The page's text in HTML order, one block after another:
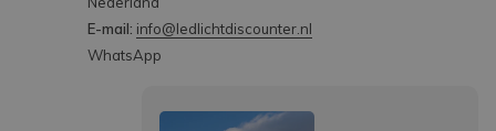
E-mail: info@ledlichtdiscounter.nl
WhatsApp